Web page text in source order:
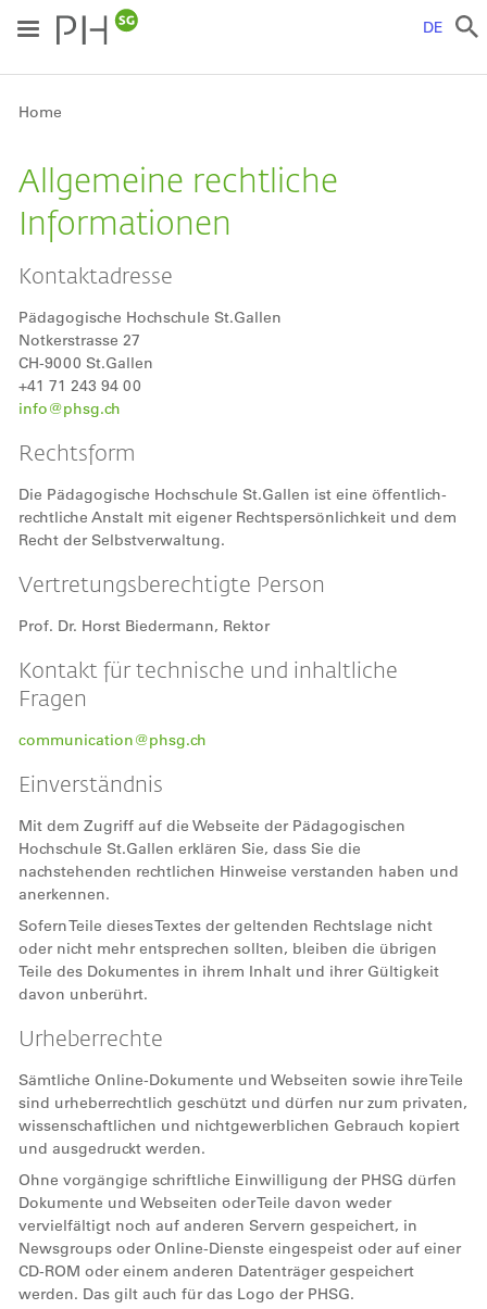
main
DE
Breadcrumb
Home
Allgemeine rechtliche
Informationen
Kontaktadresse
Pädagogische Hochschule St.Gallen
Notkerstrasse 27
CH-9000 St.Gallen
+41 71 243 94 00
info@phsg.ch
Rechtsform
Die Pädagogische Hochschule St.Gallen ist eine öffentlich-
rechtliche Anstalt mit eigener Rechtspersönlichkeit und dem
Recht der Selbstverwaltung.
Vertretungsberechtigte Person
Prof. Dr. Horst Biedermann, Rektor
Kontakt für technische und inhaltliche
Fragen
communication@phsg.ch
Einverständnis
Mit dem Zugriff auf die Webseite der Pädagogischen
Hochschule St.Gallen erklären Sie, dass Sie die
nachstehenden rechtlichen Hinweise verstanden haben und
anerkennen.
Sofern Teile dieses Textes der geltenden Rechtslage nicht
oder nicht mehr entsprechen sollten, bleiben die übrigen
Teile des Dokumentes in ihrem Inhalt und ihrer Gültigkeit
davon unberührt.
Urheberrechte
Sämtliche Online-Dokumente und Webseiten sowie ihre Teile
sind urheberrechtlich geschützt und dürfen nur zum privaten,
wissenschaftlichen und nichtgewerblichen Gebrauch kopiert
und ausgedruckt werden.
Ohne vorgängige schriftliche Einwilligung der PHSG dürfen
Dokumente und Webseiten oder Teile davon weder
vervielfältigt noch auf anderen Servern gespeichert, in
Newsgroups oder Online-Dienste eingespeist oder auf einer
CD-ROM oder einem anderen Datenträger gespeichert
werden. Das gilt auch für das Logo der PHSG.